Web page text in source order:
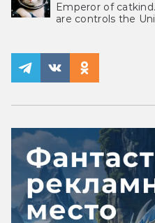
Emperor of
are controls the